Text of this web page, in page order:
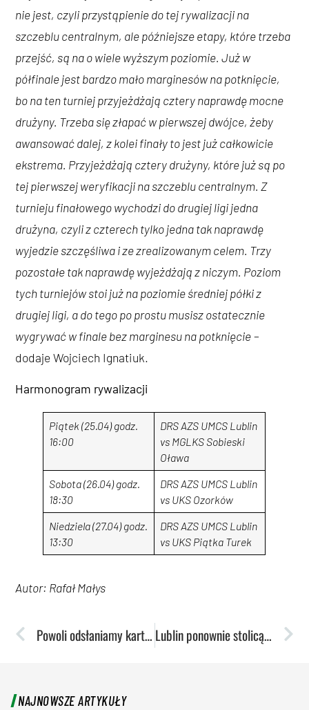
nie jest, czyli przystąpienie do tej rywalizacji na
szczeblu centralnym, ale późniejsze etapy, które trzeba
przejść, są na o wiele wyższym poziomie. Już w
półfinale jest bardzo mało marginesów na potknięcie,
bo na ten turniej przyjeżdżają cztery naprawdę mocne
drużyny. Trzeba się złapać w pierwszej dwójce, żeby
awansować dalej, z kolei finały to jest już całkowicie
ekstrema. Przyjeżdżają cztery drużyny, które już są po
tej pierwszej weryfikacji na szczeblu centralnym. Z
turnieju finałowego wychodzi do drugiej ligi jedna
drużyna, czyli z czterech tylko jedna tak naprawdę
wyjedzie szczęśliwa i ze zrealizowanym celem. Trzy
pozostałe tak naprawdę wyjeżdżają z niczym. Poziom
tych turniejów stoi już na poziomie średniej półki z
drugiej ligi, a do tego po prostu musisz ostatecznie
wygrywać w finale bez marginesu na potknięcie–
dodaje Wojciech Ignatiuk.
Harmonogram rywalizacji
Piątek (25.04) godz.
16:00
DRS AZS UMCS Lublin
vs MGLKS Sobieski
Oława
Sobota (26.04) godz.
18:30
DRS AZS UMCS Lublin
vs UKS Ozorków
Niedziela (27.04) godz.
13:30
DRS AZS UMCS Lublin
vs UKS Piątka Turek
Autor: Rafał Małys
Powoli odsłaniamy karty na sezon 2025/2026 Lublin ponownie stolicą polskiego pływania
NAJNOWSZE ARTYKUŁY